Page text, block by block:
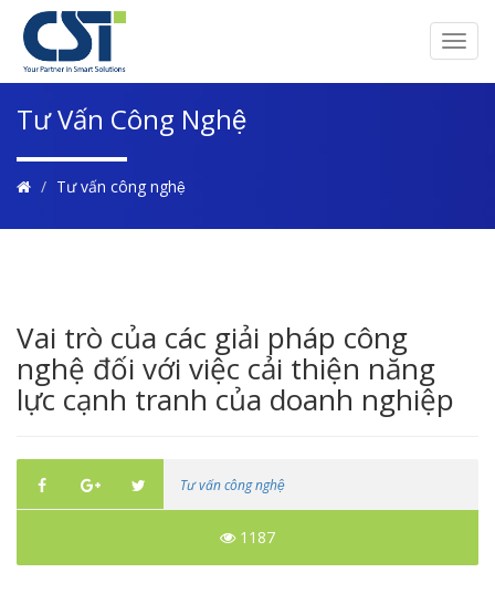
Tư Vấn Công Nghệ
Tư vấn công nghệ
Vai trò của các giải pháp công
nghệ đối với việc cải thiện năng
lực cạnh tranh của doanh nghiệp
Tư vấn công nghệ
1187